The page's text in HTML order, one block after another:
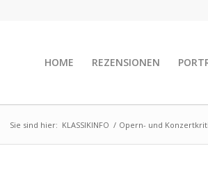
HOME REZENSIONEN
Sie sind hier: KLASSIKINFO / Opern- und